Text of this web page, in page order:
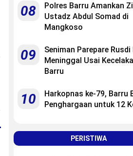
08
Polres Barru Amankan
Ustadz Abdul Somad di
Mangkoso
09
Seniman Parepare
Meninggal Usai
Barru
10
Harkopnas ke-79, Barru
Penghargaan untuk 12
PERISTIWA